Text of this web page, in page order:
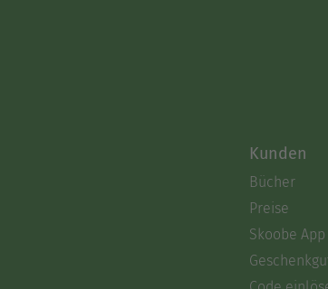
Kunden
Bücher
Preise
Skoobe App